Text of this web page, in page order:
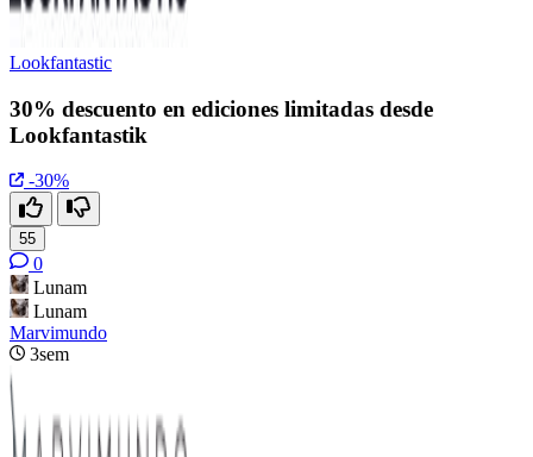
Lookfantastic
30% descuento en ediciones limitadas desde
Lookfantastik
-30%
55
0
Lunam
Lunam
Marvimundo
3sem